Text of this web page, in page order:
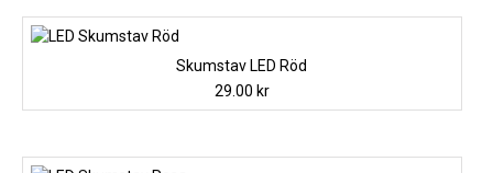
Skumstav LED Röd
29.00 kr